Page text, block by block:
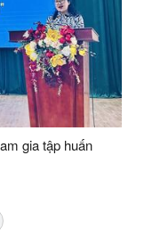
gia tập huấn